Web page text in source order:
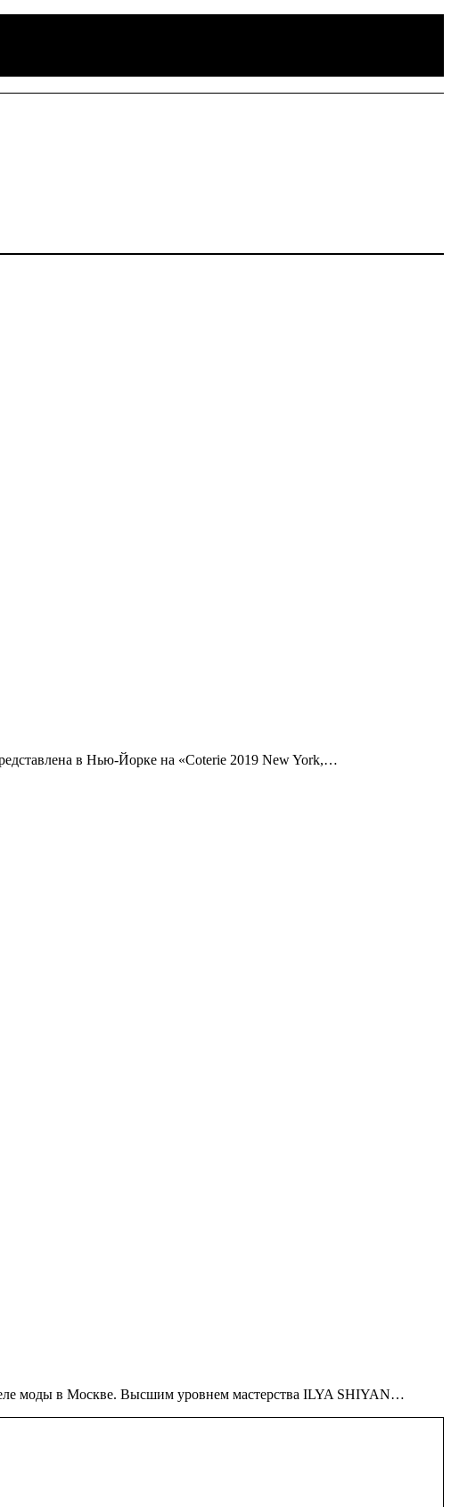
в Нью-Йорке на «Coterie 2019 New York,…
моды в Москве. Высшим уровнем мастерства ILYA SHIYAN…